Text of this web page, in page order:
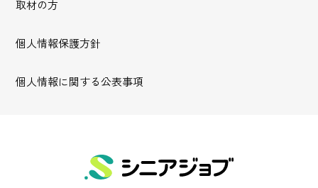
取材の方
個人情報保護方針
個人情報に関する公表事項